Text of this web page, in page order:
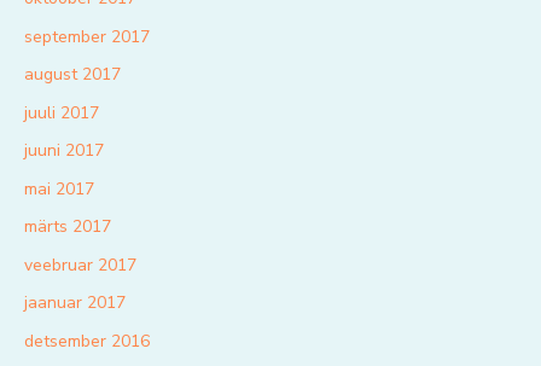
september 2017
august 2017
juuli 2017
juuni 2017
mai 2017
märts 2017
veebruar 2017
jaanuar 2017
detsember 2016